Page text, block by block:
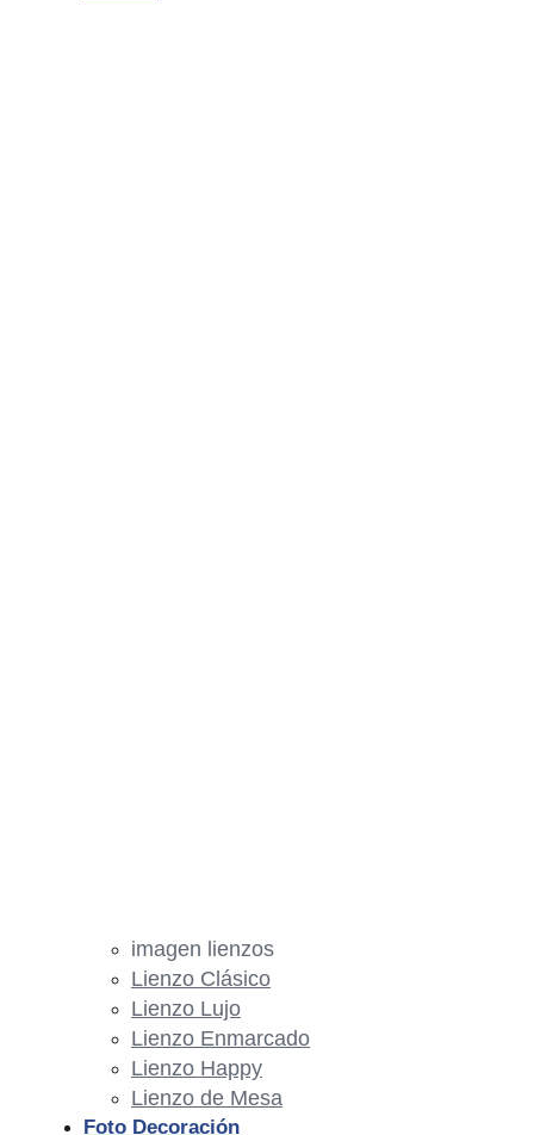
imagen lienzos
Lienzo Clásico
Lienzo Lujo
Lienzo Enmarcado
Lienzo Happy
Lienzo de Mesa
Foto Decoración